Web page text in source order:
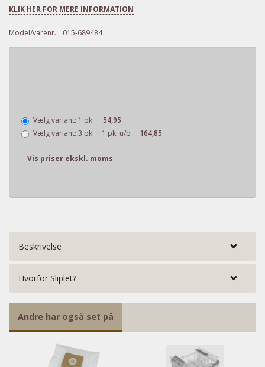
KLIK HER FOR MERE INFORMATION
Model/varenr.: 015-689484
Vælg variant: 1 pk.
54,95
Vælg variant: 3 pk. + 1 pk. u/b 164,85
Vis priser ekskl. moms
Beskrivelse
Hvorfor Sliplet?
Andre har også set på